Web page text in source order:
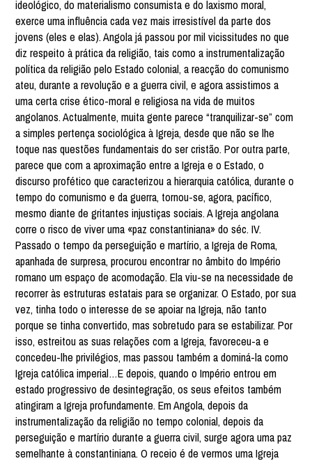
ideológico, do materialismo consumista e do laxismo moral,
exerce uma influência cada vez mais irresistível da parte dos
jovens (eles e elas). Angola já passou por mil vicissitudes no que
diz respeito à prática da religião, tais como a instrumentalização
política da religião pelo Estado colonial, a reacção do comunismo
ateu, durante a revolução e a guerra civil, e agora assistimos a
uma certa crise ético-moral e religiosa na vida de muitos
angolanos. Actualmente, muita gente parece “tranquilizar-se” com
a simples pertença sociológica à Igreja, desde que não se lhe
toque nas questões fundamentais do ser cristão. Por outra parte,
parece que com a aproximação entre a Igreja e o Estado, o
discurso profético que caracterizou a hierarquia católica, durante o
tempo do comunismo e da guerra, tornou-se, agora, pacífico,
mesmo diante de gritantes injustiças sociais. A Igreja angolana
corre o risco de viver uma «paz constantiniana» do séc. IV.
Passado o tempo da perseguição e martírio, a Igreja de Roma,
apanhada de surpresa, procurou encontrar no âmbito do Império
romano um espaço de acomodação. Ela viu-se na necessidade de
recorrer às estruturas estatais para se organizar. O Estado, por sua
vez, tinha todo o interesse de se apoiar na Igreja, não tanto
porque se tinha convertido, mas sobretudo para se estabilizar. Por
isso, estreitou as suas relações com a Igreja, favoreceu-a e
concedeu-lhe privilégios, mas passou também a dominá-la como
Igreja católica imperial…E depois, quando o Império entrou em
estado progressivo de desintegração, os seus efeitos também
atingiram a Igreja profundamente. Em Angola, depois da
instrumentalização da religião no tempo colonial, depois da
perseguição e martírio durante a guerra civil, surge agora uma paz
semelhante à constantiniana. O receio é de vermos uma Igreja